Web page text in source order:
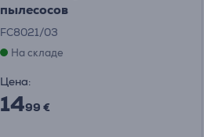
пылесосов
FC8021/03
На складе
Цена:
1499 €